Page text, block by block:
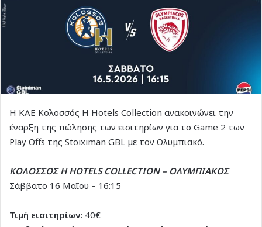
Η ΚΑΕ Κολοσσός H Hotels Collection ανακοινώνει την
έναρξη της πώλησης των εισιτηρίων για το Game 2 των
Play Offs της Stoiximan GBL με τον Ολυμπιακό.
ΚΟΛΟΣΣΟΣ H HOTELS COLLECTION – ΟΛΥΜΠΙΑΚΟΣ
Σάββατο 16 Μαΐου – 16:15
Τιμή εισιτηρίων: 40€